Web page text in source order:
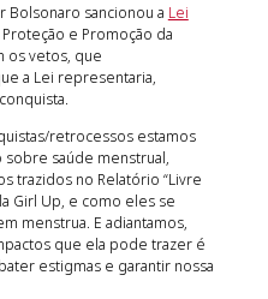
Bolsonaro sancionou a Lei
e Promoção da
os vetos, que
a Lei representaria,
retrocessos estamos
sobre saúde menstrual,
trazidos no Relatório “Livre
Girl Up, e como eles se
menstrua. E adiantamos,
que ela pode trazer é
estigmas e garantir nossa